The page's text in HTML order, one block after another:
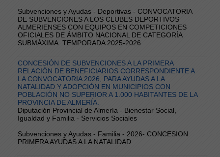
Subvenciones y Ayudas - Deportivas - CONVOCATORIA
DE SUBVENCIONES A LOS CLUBES DEPORTIVOS
ALMERIENSES CON EQUIPOS EN COMPETICIONES
OFICIALES DE ÁMBITO NACIONAL DE CATEGORÍA
SUBMÁXIMA. TEMPORADA 2025-2026
CONCESIÓN DE SUBVENCIONES A LA PRIMERA
RELACIÓN DE BENEFICIARIOS CORRESPONDIENTE A
LA CONVOCATORIA 2026, PARA AYUDAS A LA
NATALIDAD Y ADOPCIÓN EN MUNICIPIOS CON
POBLACIÓN NO SUPERIOR A 1.000 HABITANTES DE LA
PROVINCIA DE ALMERÍA.
Diputación Provincial de Almería - Bienestar Social,
Igualdad y Familia - Servicios Sociales
Subvenciones y Ayudas - Familia - 2026- CONCESION
PRIMERA AYUDAS A LA NATALIDAD